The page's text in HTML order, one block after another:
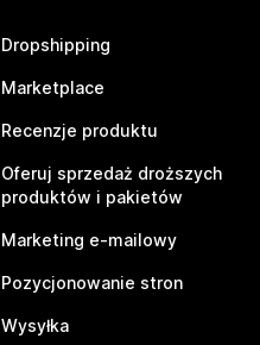
Dropshipping
Marketplace
Recenzje produktu
Oferuj sprzedaż droższych
produktów i pakietów
Marketing e-mailowy
Pozycjonowanie stron
Wysyłka